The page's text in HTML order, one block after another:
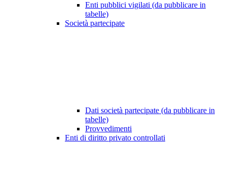
Enti pubblici vigilati (da pubblicare in
tabelle)
Società partecipate
Dati società partecipate (da pubblicare in
tabelle)
Provvedimenti
Enti di diritto privato controllati